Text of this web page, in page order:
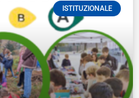
ISTITUZIONALE